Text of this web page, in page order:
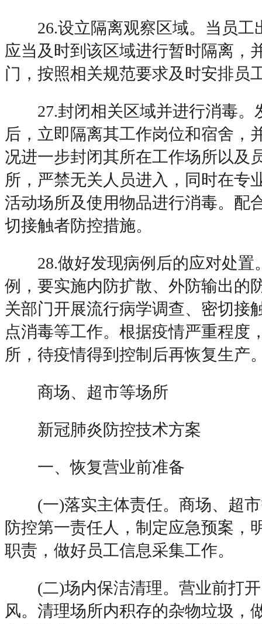
26.设立隔离观察区域。当员工
应当及时到该区域进行暂时隔离，
门，按照相关规范要求及时安排员
27.封闭相关区域并进行消毒。
后，立即隔离其工作岗位和宿舍，
况进一步封闭其所在工作场所以及
所，严禁无关人员进入，同时在专
活动场所及使用物品进行消毒。配
切接触者防控措施。
28.做好发现病例后的应对处置
例，要实施内防扩散、外防输出的
关部门开展流行病学调查、密切接
点消毒等工作。根据疫情严重程度
所，待疫情得到控制后再恢复生产
商场、超市等场所
新冠肺炎防控技术方案
一、恢复营业前准备
(一)落实主体责任。商场、超市
防控第一责任人，制定应急预案，
职责，做好员工信息采集工作。
(二)场内保洁清理。营业前打开
风。清理场所内积存的杂物垃圾，